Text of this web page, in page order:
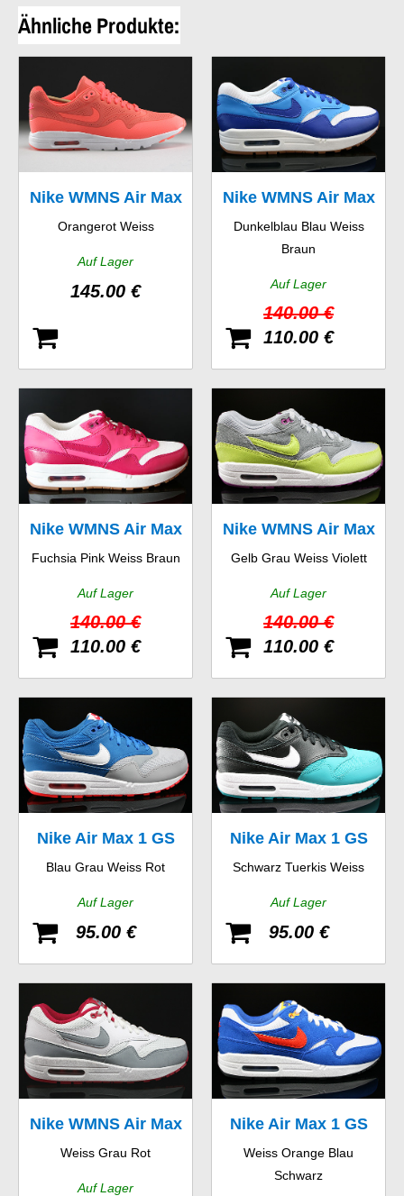
Ähnliche Produkte:
Nike WMNS Air Max
1 Ultra Moire
Orangerot Weiss
Auf Lager
145.00 €
Nike WMNS Air Max
1 Vintage
Dunkelblau Blau Weiss
Braun
Auf Lager
140.00 €
110.00 €
Nike WMNS Air Max
1 Vintage
Fuchsia Pink Weiss Braun
Auf Lager
140.00 €
110.00 €
Nike WMNS Air Max
1 Essential
Gelb Grau Weiss Violett
Auf Lager
140.00 €
110.00 €
Nike Air Max 1 GS
Blau Grau Weiss Rot
Auf Lager
95.00 €
Nike Air Max 1 GS
Schwarz Tuerkis Weiss
Auf Lager
95.00 €
Nike WMNS Air Max
1 Essential
Weiss Grau Rot
Auf Lager
Nike Air Max 1 GS
Weiss Orange Blau
Schwarz